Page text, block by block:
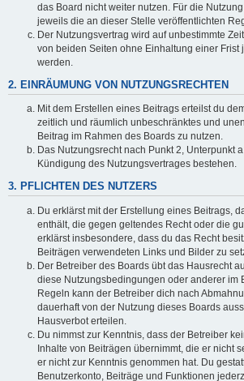
das Board nicht weiter nutzen. Für die
jeweils die an dieser Stelle veröffentlichten
Der Nutzungsvertrag wird auf unbestimmte
von beiden Seiten ohne Einhaltung einer Frist
werden.
2. EINRÄUMUNG VON NUTZUNGSRECHTEN
Mit dem Erstellen eines Beitrags erteilst du
zeitlich und räumlich unbeschränktes und
Beitrag im Rahmen des Boards zu nutzen.
Das Nutzungsrecht nach Punkt 2, Unterpunkt
Kündigung des Nutzungsvertrages bestehen.
3. PFLICHTEN DES NUTZERS
Du erklärst mit der Erstellung eines Beitrags,
enthält, die gegen geltendes Recht oder die
erklärst insbesondere, dass du das Recht
Beiträgen verwendeten Links und Bilder zu
Der Betreiber des Boards übt das Hausrecht
diese Nutzungsbedingungen oder anderer im
Regeln kann der Betreiber dich nach
dauerhaft von der Nutzung dieses Boards
Hausverbot erteilen.
Du nimmst zur Kenntnis, dass der Betreiber
Inhalte von Beiträgen übernimmt, die er nicht
er nicht zur Kenntnis genommen hat. Du
Benutzerkonto, Beiträge und Funktionen